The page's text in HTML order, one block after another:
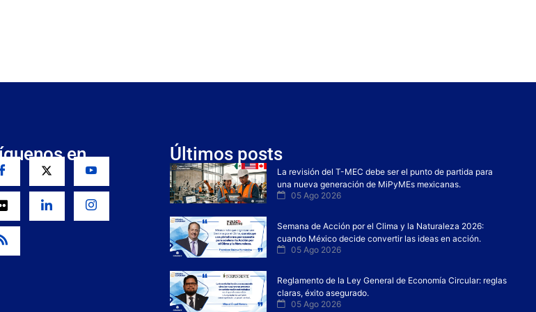
en Últimos posts
La revisión del T-MEC debe ser el punto de partida para
una nueva generación de MiPyMEs mexicanas.
05 Ago 2026
Semana de Acción por el Clima y la Naturaleza 2026:
cuando México decide convertir las ideas en acción.
05 Ago 2026
Reglamento de la Ley General de Economía Circular: reglas
claras, éxito asegurado.
05 Ago 2026